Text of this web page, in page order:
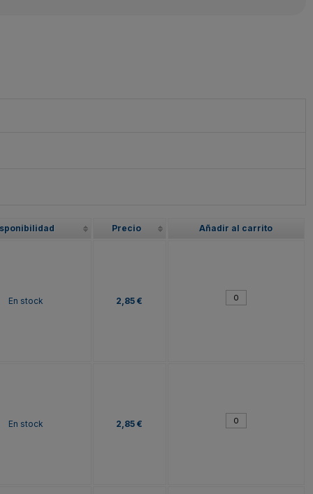
Precio Añadir al carrito
En stock 2,85 €
En stock 2,85 €